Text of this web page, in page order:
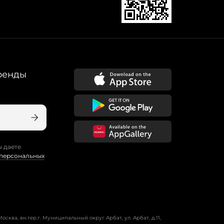
даете
вн.тер.г. Муниципальный округ Арбат, ул. Арбат, д.11,